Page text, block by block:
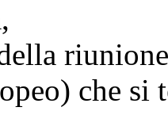
riunione
che si